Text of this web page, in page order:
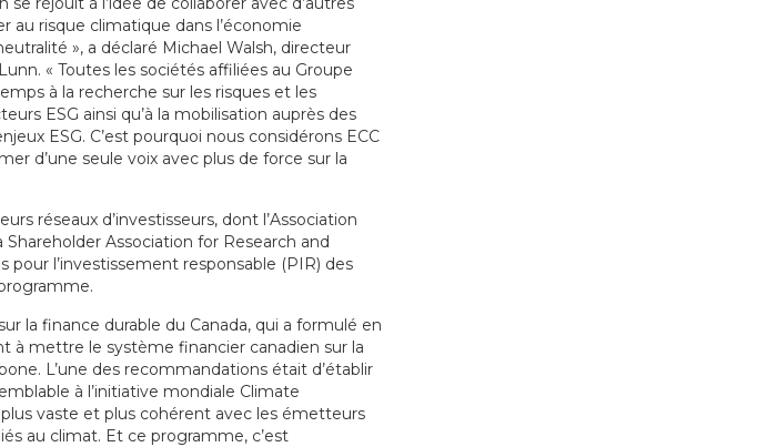
au risque climatique dans l’économie
», a déclaré Michael Walsh, directeur
« Toutes les sociétés affiliées au Groupe
à la recherche sur les risques et les
ESG ainsi qu’à la mobilisation auprès des
ESG. C’est pourquoi nous considérons ECC
d’une seule voix avec plus de force sur la
réseaux d’investisseurs, dont l’Association
Association for Research and
pour l’investissement responsable (PIR) des
la finance durable du Canada, qui a formulé en
à mettre le système financier canadien sur la
L’une des recommandations était d’établir
à l’initiative mondiale Climate
vaste et plus cohérent avec les émetteurs
au climat. Et ce programme, c’est